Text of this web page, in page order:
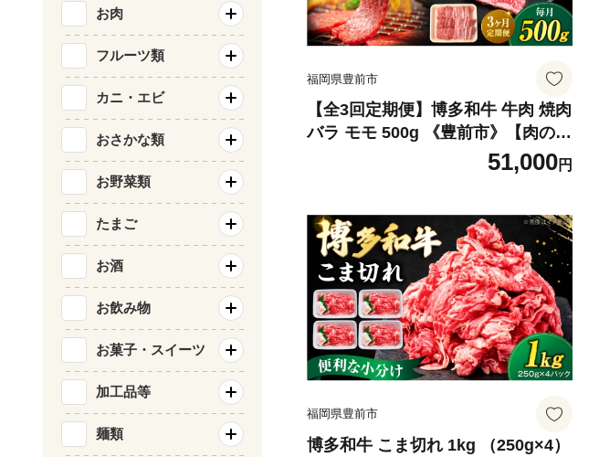
福岡県豊前市
【全3回定期便】博多和牛 牛肉 焼肉
バラ モモ 500g 《豊前市》【肉のく
まもと屋】 [VFD061] 牛肉 ぎゅうに
く yakiniku 焼肉 やきにく 焼き肉
51,000円
福岡県豊前市
博多和牛 こま切れ 1kg （250g×4）
お肉
フルーツ類
カニ・エビ
おさかな類
お野菜類
たまご
お酒
お飲み物
お菓子・スイーツ
加工品等
麺類